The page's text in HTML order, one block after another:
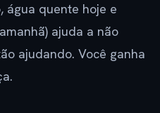
água quente hoje e
ajuda a não
ajudando. Você ganha